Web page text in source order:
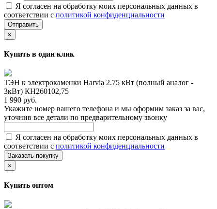
Я согласен на обработку моих персональных данных в
соответствии с политикой конфиденциальности
Отправить
×
Купить в один клик
ТЭН к электрокаменки Harvia 2.75 кВт (полный аналог -
3кВт) КН260102,75
1 990 руб.
Укажите номер вашего телефона и мы оформим заказ за вас,
уточнив все детали по предварительному звонку
Я согласен на обработку моих персональных данных в
соответствии с политикой конфиденциальности
Заказать покупку
×
Купить оптом